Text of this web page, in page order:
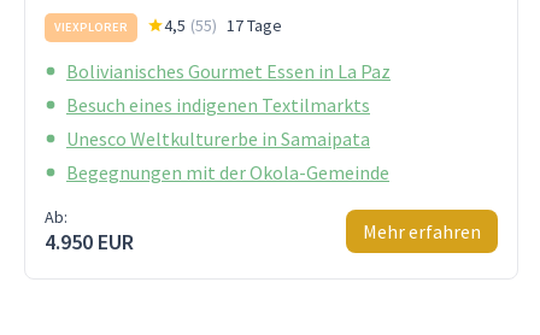
VIEXPLORER 4,5 (55) 17 Tage
Bolivianisches Gourmet Essen in La Paz
Besuch eines indigenen Textilmarkts
Unesco Weltkulturerbe in Samaipata
Begegnungen mit der Okola-Gemeinde
Ab:
4.950 EUR Mehr erfahren